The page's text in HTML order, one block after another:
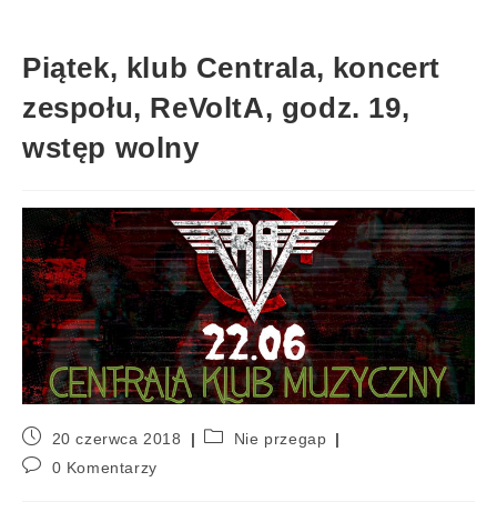
Piątek, klub Centrala, koncert
zespołu, ReVoltA, godz. 19,
wstęp wolny
20 czerwca 2018
Nie przegap
0 Komentarzy